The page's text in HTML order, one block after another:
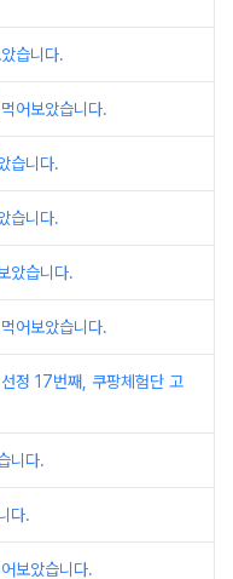
습니다.
어보았습니다.
습니다.
습니다.
았습니다.
어보았습니다.
정 17번째, 쿠팡체험단 고
니다.
다.
보았습니다.